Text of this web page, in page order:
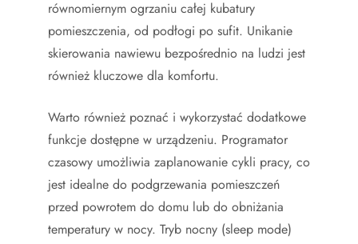
równomiernym ogrzaniu całej kubatury
pomieszczenia, od podłogi po sufit. Unikanie
skierowania nawiewu bezpośrednio na ludzi jest
również kluczowe dla komfortu.
Warto również poznać i wykorzystać dodatkowe
funkcje dostępne w urządzeniu. Programator
czasowy umożliwia zaplanowanie cykli pracy, co
jest idealne do podgrzewania pomieszczeń
przed powrotem do domu lub do obniżania
temperatury w nocy. Tryb nocny (sleep mode)